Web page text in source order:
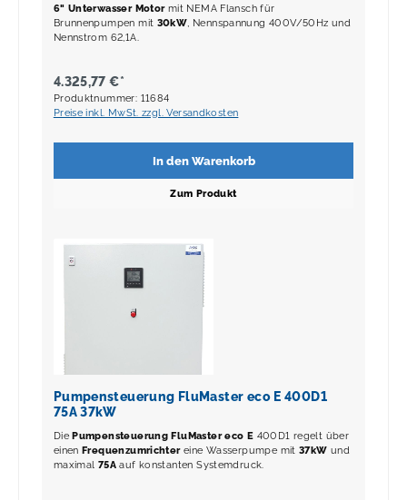
6" Unterwasser Motormit NEMA Flansch für
Brunnenpumpen mit 30kW, Nennspannung 400V/50Hz und
Nennstrom 62,1A.
4.325,77 €*
Produktnummer: 11684
Preise inkl. MwSt. zzgl. Versandkosten
In den Warenkorb
Zum Produkt
Pumpensteuerung FluMaster eco E 400D1
75A 37kW
DiePumpensteuerung FluMaster eco E 400D1 regelt über
einenFrequenzumrichtereine Wasserpumpe mit37kW und
maximal 75A auf konstanten Systemdruck.